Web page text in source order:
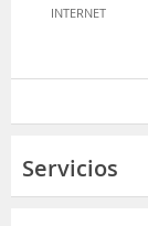
INTERNET
Servicios